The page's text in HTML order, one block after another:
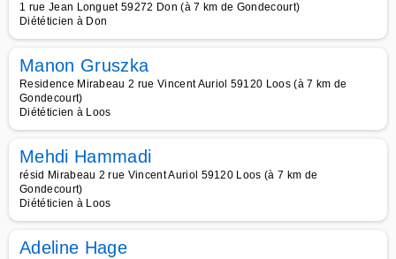
1 rue Jean Longuet 59272 Don (à 7 km de Gondecourt)
Diététicien à Don
Manon Gruszka
Residence Mirabeau 2 rue Vincent Auriol 59120 Loos (à 7 km de
Gondecourt)
Diététicien à Loos
Mehdi Hammadi
résid Mirabeau 2 rue Vincent Auriol 59120 Loos (à 7 km de
Gondecourt)
Diététicien à Loos
Adeline Hage